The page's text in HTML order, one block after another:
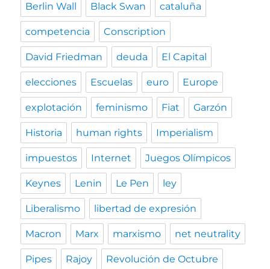
Berlin Wall Black Swan cataluña
competencia Conscription
David Friedman deuda El Capital
elecciones Escuelas euro Europe
explotación feminismo Fiat Garzón
Historia human rights Imperialism
impuestos Internet Juegos Olímpicos
Keynes Lenin Le Pen ley
Liberalismo libertad de expresión
Macron Marx marxismo net neutrality
Pipes Rajoy Revolución de Octubre